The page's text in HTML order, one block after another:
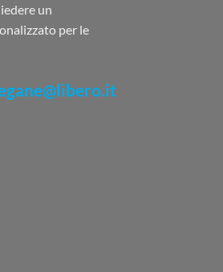
un
per le